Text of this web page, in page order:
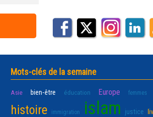
Mots-clés de la semaine
Asie bien-être éducation Europe femmes
histoire immigration islam justice